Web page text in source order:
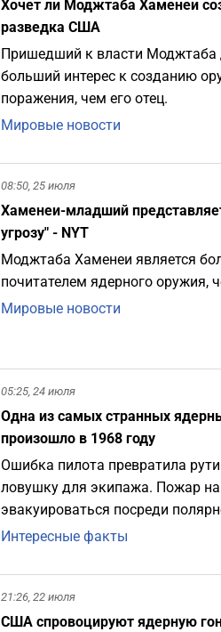
Хочет ли Моджтаба Хаменеи
разведка США
Пришедший к власти Моджтаба
больший интерес к созданию
поражения, чем его отец.
Мировые новости
08:50, 25 июля
Хаменеи-младший
угрозу" - NYT
Моджтаба Хаменеи является
почитателем ядерного оружия,
Мировые новости
05:25, 24 июля
Одна из самых странных
произошло в 1968 году
Ошибка пилота превратила
ловушку для экипажа. Пожар на
эвакуироваться посреди
Интересные факты
21:26, 22 июля
США спровоцируют ядерную